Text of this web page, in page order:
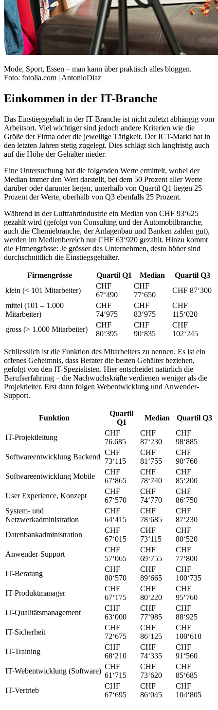
Mode, Sport, Essen – man kann über praktisch alles bloggen.
Foto: fotolia.com | AntonioDiaz
Einkommen in der IT-Branche
Das Einstiegsgehalt in der IT-Branche ist nicht zuletzt abhängig vom
Arbeitsort. Viel wichtiger sind jedoch andere Kriterien wie die
Größe der Firma oder die jeweilige Tätigkeit. Der ICT-Markt hat in
den letzten Jahren stetig zugelegt. Dies schlägt sich langfristig auch
auf die Höhe der Gehälter nieder.
Eine Untersuchung hat die folgenden Werte ermittelt, wobei der
Median immer den Wert darstellt, bei dem 50 Prozent aller Werte
darüber oder darunter liegen, unterhalb von Quartil Q1 liegen 25
Prozent der Werte, oberhalb von Q3 ebenfalls 25 Prozent.
Während in der Luftfahrtindustrie ein Median von CHF 93‘625
gezahlt wird (gefolgt von Consulting und der Automobilbranche,
auch die Chemiebranche, der Anlagenbau und Banken zahlen gut),
werden im Medienbereich nur CHF 63‘920 gezahlt. Hinzu kommt
die Firmengrösse: Je grösser das Unternehmen, desto höher sind
durchschnittlich die Einstiegsgehälter.
Firmengrösse Quartil Q1 Median
Quartil Q3
klein (< 101 Mitarbeiter)
CHF
67‘490
CHF
77‘650
CHF 87‘300
mittel (101 – 1.000
Mitarbeiter)
CHF
74‘975
CHF
83‘975
CHF
115‘020
gross (> 1.000 Mitarbeiter)
CHF
80‘395
CHF
90‘835
CHF
102‘245
Schliesslich ist die Funktion des Mitarbeiters zu nennen. Es ist ein
offenes Geheimnis, dass Berater die besten Gehälter beziehen,
gefolgt von den IT-Spezialisten. Hier entscheidet natürlich die
Berufserfahrung – die Nachwuchskräfte verdienen weniger als die
Projektleiter. Erst dann folgen Webentwicklung und Anwender-
Support.
Funktion
Quartil
Q1
Median Quartil Q3
IT-Projektleitung
CHF
76.685
CHF
87‘230
CHF
98‘885
Softwareentwicklung Backend
CHF
73‘115
CHF
81‘755
CHF
90‘760
Softwareentwicklung Mobile
CHF
67‘865
CHF
78‘740
CHF
85‘200
User Experience, Konzept
CHF
67‘570
CHF
74‘770
CHF
86‘750
System- und
Netzwerkadministration
CHF
64‘415
CHF
78‘685
CHF
87‘230
Datenbankadministration
CHF
67‘015
CHF
73‘115
CHF
80‘520
Anwender-Support
CHF
57‘065
CHF
69‘755
CHF
77‘800
IT-Beratung
CHF
80‘570
CHF
89‘665
CHF
100‘735
IT-Produktmanager
CHF
67‘175
CHF
80‘220
CHF
95‘760
IT-Qualitätsmanagement
CHF
63‘000
CHF
77‘985
CHF
88‘925
IT-Sicherheit
CHF
72‘675
CHF
86‘125
CHF
100‘610
IT-Training
CHF
68‘210
CHF
74‘335
CHF
91‘560
IT-Webentwicklung (Software)
CHF
61‘715
CHF
73‘620
CHF
85‘685
IT-Vertrieb
CHF
67‘695
CHF
86‘045
CHF
104‘805